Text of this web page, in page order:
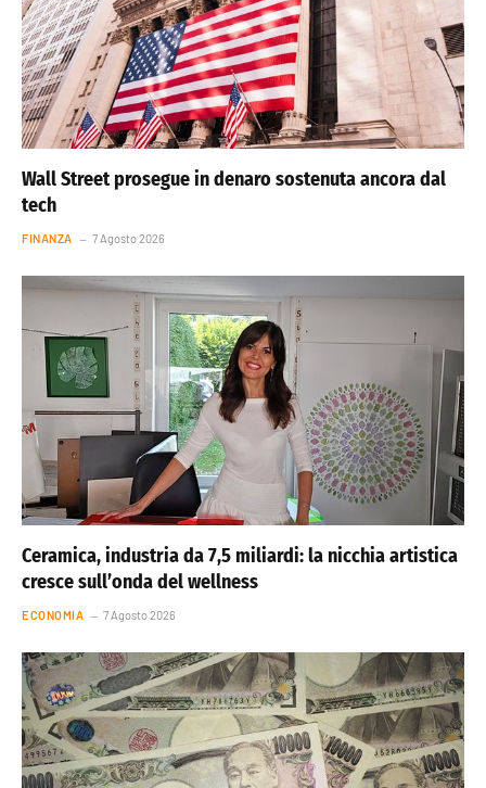
Wall Street prosegue in denaro sostenuta ancora dal
tech
FINANZA 7 Agosto 2026
Ceramica, industria da 7,5 miliardi: la nicchia artistica
cresce sull’onda del wellness
ECONOMIA 7 Agosto 2026